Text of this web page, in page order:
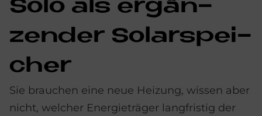
Solo als er­gän­
zen­der So­lar­spei­
cher
Sie brauchen eine neue Heizung, wissen aber
nicht, welcher Energieträger langfristig der